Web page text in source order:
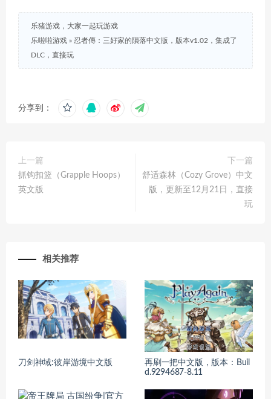
乐猪游戏，大家一起玩游戏
乐啦啦游戏 » 忍者傳：三好家的隕落中文版，版本v1.02，集成了
DLC，直接玩
分享到：
上一篇
抓钩扣篮（Grapple Hoops）
英文版
下一篇
舒适森林（Cozy Grove）中文
版，更新至12月21日，直接
玩
相关推荐
刀剑神域:彼岸游境中文版
再刷一把中文版，版本：Buil
d.9294687-8.11